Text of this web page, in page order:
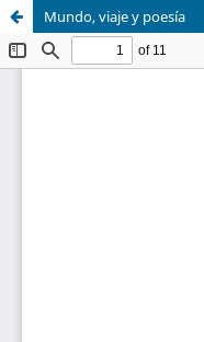
Mundo, viaje y poesía